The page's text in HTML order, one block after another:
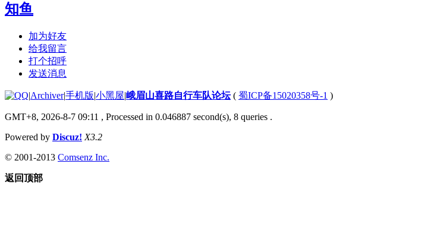
知鱼
加为好友
给我留言
打个招呼
发送消息
|Archiver|手机版|小黑屋|峨眉山喜路自行车队论坛( 蜀ICP备15020358号-1 )
GMT+8, 2026-8-7 09:11 , Processed in 0.046887 second(s), 8 queries .
Powered by Discuz! X3.2
© 2001-2013 Comsenz Inc.
返回顶部